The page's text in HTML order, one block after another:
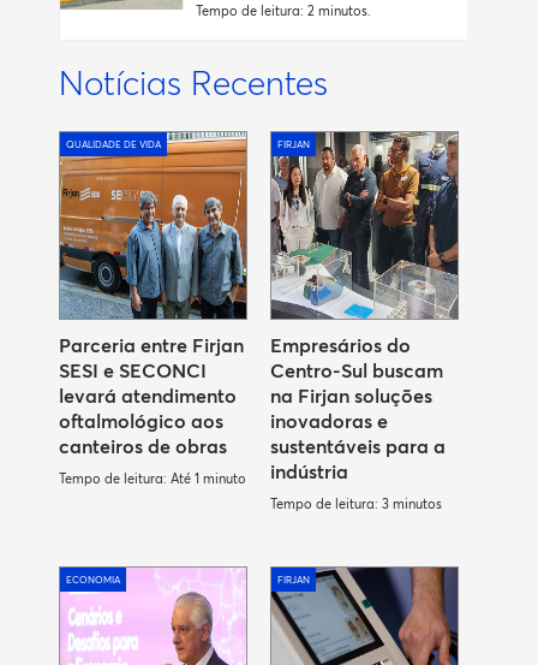
Tempo de leitura: 2 minutos.
Notícias Recentes
QUALIDADE DE VIDA
Parceria entre Firjan
SESI e SECONCI
levará atendimento
oftalmológico aos
canteiros de obras
Tempo de leitura: Até 1 minuto
FIRJAN
Empresários do
Centro-Sul buscam
na Firjan soluções
inovadoras e
sustentáveis para a
indústria
Tempo de leitura: 3 minutos
ECONOMIA FIRJAN